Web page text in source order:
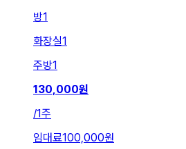
방1
화장실1
주방1
130,000원
/1주
임대료100,000원